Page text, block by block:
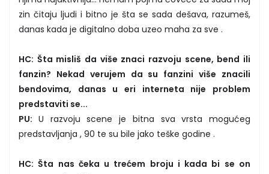
zin čitaju ljudi i bitno je šta se sada dešava, razumeš,
danas kada je digitalno doba uzeo maha za sve .
HC: Šta misliš da više znaci razvoju scene, bend ili
fanzin? Nekad verujem da su fanzini više znacili
bendovima, danas u eri interneta nije problem
predstaviti se...
PU: U razvoju scene je bitna sva vrsta mogućeg
predstavljanja , 90 te su bile jako teške godine .
HC: Šta nas čeka u trećem broju i kada bi se on